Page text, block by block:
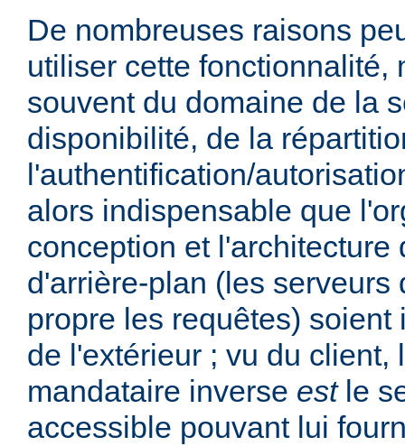
De nombreuses raisons
utiliser cette fonctionnalité,
souvent du domaine de la
disponibilité, de la
l'authentification/
alors indispensable que
conception et l'architecture
d'arrière-plan (les serveurs
propre les requêtes)
de l'extérieur ; vu du client,
mandataire inverse estle
accessible pouvant lui